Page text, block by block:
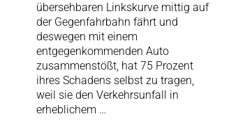
übersehbaren Linkskurve mittig auf
der Gegenfahrbahn fährt und
deswegen mit einem
entgegenkommenden Auto
zusammenstößt, hat 75 Prozent
ihres Schadens selbst zu tragen,
weil sie den Verkehrsunfall in
erheblichem …